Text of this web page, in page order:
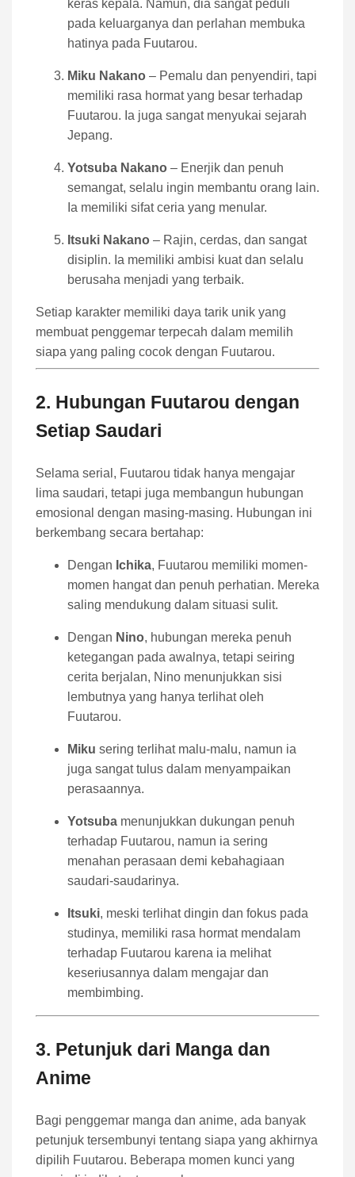
keras kepala. Namun, dia sangat peduli
pada keluarganya dan perlahan membuka
hatinya pada Fuutarou.
Miku Nakano – Pemalu dan penyendiri, tapi
memiliki rasa hormat yang besar terhadap
Fuutarou. Ia juga sangat menyukai sejarah
Jepang.
Yotsuba Nakano – Enerjik dan penuh
semangat, selalu ingin membantu orang lain.
Ia memiliki sifat ceria yang menular.
Itsuki Nakano – Rajin, cerdas, dan sangat
disiplin. Ia memiliki ambisi kuat dan selalu
berusaha menjadi yang terbaik.
Setiap karakter memiliki daya tarik unik yang
membuat penggemar terpecah dalam memilih
siapa yang paling cocok dengan Fuutarou.
2. Hubungan Fuutarou dengan
Setiap Saudari
Selama serial, Fuutarou tidak hanya mengajar
lima saudari, tetapi juga membangun hubungan
emosional dengan masing-masing. Hubungan ini
berkembang secara bertahap:
Dengan Ichika, Fuutarou memiliki momen-
momen hangat dan penuh perhatian. Mereka
saling mendukung dalam situasi sulit.
Dengan Nino, hubungan mereka penuh
ketegangan pada awalnya, tetapi seiring
cerita berjalan, Nino menunjukkan sisi
lembutnya yang hanya terlihat oleh
Fuutarou.
Miku sering terlihat malu-malu, namun ia
juga sangat tulus dalam menyampaikan
perasaannya.
Yotsuba menunjukkan dukungan penuh
terhadap Fuutarou, namun ia sering
menahan perasaan demi kebahagiaan
saudari-saudarinya.
Itsuki, meski terlihat dingin dan fokus pada
studinya, memiliki rasa hormat mendalam
terhadap Fuutarou karena ia melihat
keseriusannya dalam mengajar dan
membimbing.
3. Petunjuk dari Manga dan
Anime
Bagi penggemar manga dan anime, ada banyak
petunjuk tersembunyi tentang siapa yang akhirnya
dipilih Fuutarou. Beberapa momen kunci yang